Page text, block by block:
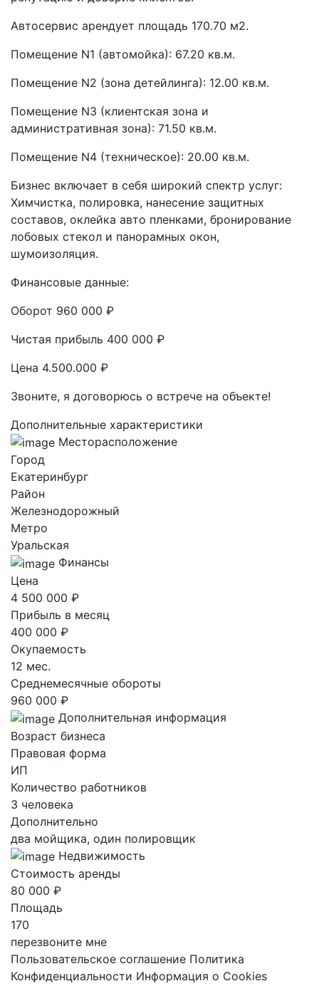
Автосервис арендует площадь 170.70 м2.
Помещение N1 (автомойка): 67.20 кв.м.
Помещение N2 (зона детейлинга): 12.00 кв.м.
Помещение N3 (клиентская зона и
административная зона): 71.50 кв.м.
Помещение N4 (техническое): 20.00 кв.м.
Бизнес включает в себя широкий спектр услуг:
Химчистка, полировка, нанесение защитных
составов, оклейка авто пленками, бронирование
лобовых стекол и панорамных окон,
шумоизоляция.
Финансовые данные:
Оборот 960 000 ₽
Чистая прибыль 400 000 ₽
Цена 4.500.000 ₽
Звоните, я договорюсь о встрече на объекте!
Дополнительные характеристики
Месторасположение
Город
Екатеринбург
Район
Железнодорожный
Метро
Уральская
Финансы
Цена
4 500 000 ₽
Прибыль в месяц
400 000 ₽
Окупаемость
12 мес.
Среднемесячные обороты
960 000 ₽
Дополнительная информация
Возраст бизнеса
Правовая форма
ИП
Количество работников
3 человека
Дополнительно
два мойщика, один полировщик
Недвижимость
Стоимость аренды
80 000 ₽
Площадь
170
перезвоните мне
Пользовательское соглашение Политика
Конфиденциальности Информация о Cookies